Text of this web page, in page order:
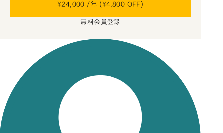
¥24,000 /年 (¥4,800 OFF)
無料会員登録